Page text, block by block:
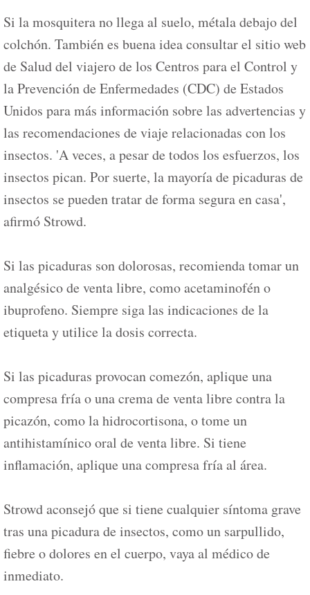
Si la mosquitera no llega al suelo, métala debajo del
colchón. También es buena idea consultar el sitio web
de Salud del viajero de los Centros para el Control y
la Prevención de Enfermedades (CDC) de Estados
Unidos para más información sobre las advertencias y
las recomendaciones de viaje relacionadas con los
insectos. 'A veces, a pesar de todos los esfuerzos, los
insectos pican. Por suerte, la mayoría de picaduras de
insectos se pueden tratar de forma segura en casa',
afirmó Strowd.
Si las picaduras son dolorosas, recomienda tomar un
analgésico de venta libre, como acetaminofén o
ibuprofeno. Siempre siga las indicaciones de la
etiqueta y utilice la dosis correcta.
Si las picaduras provocan comezón, aplique una
compresa fría o una crema de venta libre contra la
picazón, como la hidrocortisona, o tome un
antihistamínico oral de venta libre. Si tiene
inflamación, aplique una compresa fría al área.
Strowd aconsejó que si tiene cualquier síntoma grave
tras una picadura de insectos, como un sarpullido,
fiebre o dolores en el cuerpo, vaya al médico de
inmediato.